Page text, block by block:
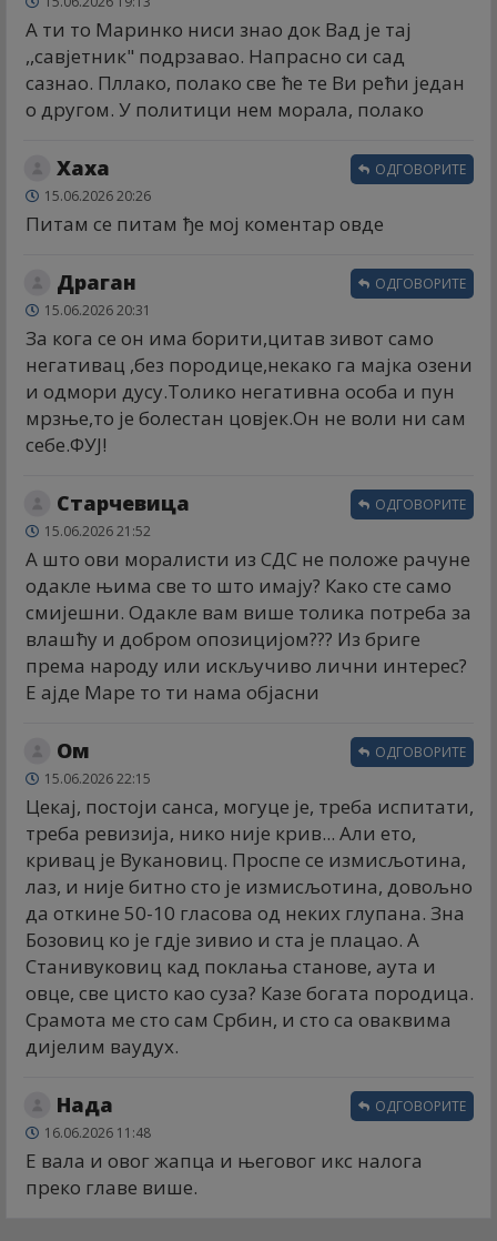
А ти то Маринко ниси знао док Вад је тај
,,савјетник" подрзавао. Напрасно си сад
сазнао. Пллако, полако све ће те Ви рећи један
о другом. У политици нем морала, полако
Хаха
15.06.2026 20:26
Питам се питам ђе мој коментар овде
ОДГОВОРИТЕ
Драган
15.06.2026 20:31
За кога се он има борити,цитав зивот само
негативац ,без породице,некако га мајка озени
и одмори дусу.Толико негативна особа и пун
мрзње,то је болестан цовјек.Он не воли ни сам
себе.ФУЈ!
ОДГОВОРИТЕ
Старчевица
15.06.2026 21:52
А што ови моралисти из СДС не положе рачуне
одакле њима све то што имају? Како сте само
смијешни. Одакле вам више толика потреба за
влашћу и добром опозицијом??? Из бриге
према народу или искључиво лични интерес?
Е ајде Маре то ти нама објасни
ОДГОВОРИТЕ
Ом
15.06.2026 22:15
Цекај, постоји санса, могуце је, треба испитати,
треба ревизија, нико није крив... Али ето,
кривац је Вукановиц. Проспе се измисљотина,
лаз, и није битно сто је измисљотина, довољно
да откине 50-10 гласова од неких глупана. Зна
Бозовиц ко је гдје зивио и ста је плацао. А
Станивуковиц кад поклања станове, аута и
овце, све цисто као суза? Казе богата породица.
Срамота ме сто сам Србин, и сто са оваквима
дијелим ваудух.
ОДГОВОРИТЕ
Нада
16.06.2026 11:48
Е вала и овог жапца и његовог икс налога
преко главе више.
ОДГОВОРИТЕ